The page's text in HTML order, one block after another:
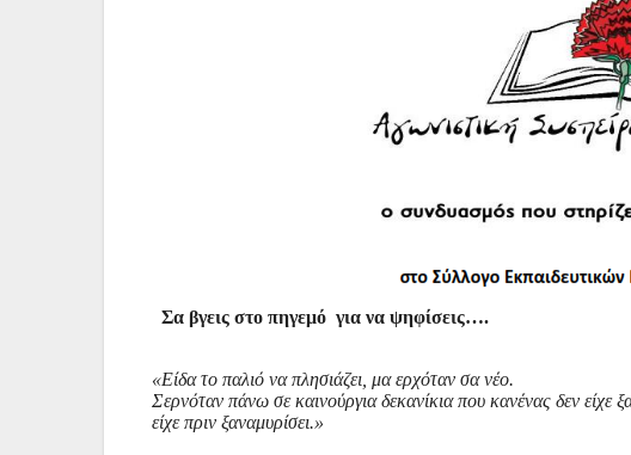
Σα βγεις στο πηγεμό για να ψηφίσεις….
«Είδα το παλιό να πλησιάζει, μα ερχόταν σα νέο.
Σερνόταν πάνω σε καινούργια δεκανίκια που κανένας δεν είχε
είχε πριν ξαναμυρίσει.»